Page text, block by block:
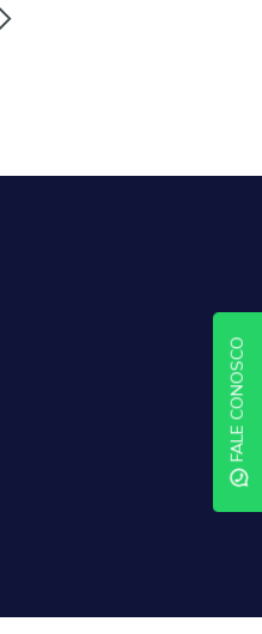
FALE CONOSCO